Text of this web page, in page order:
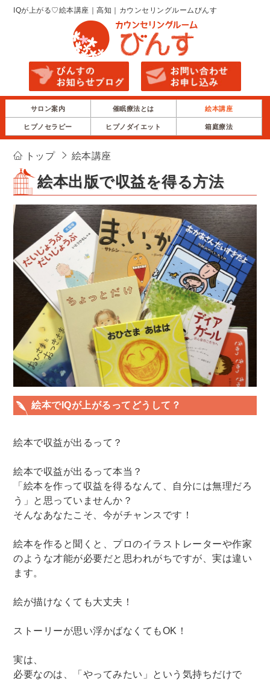
IQが上がる♡絵本講座｜高知｜カウンセリングルームびんす
サロン案内 催眠療法とは 絵本講座
ヒプノセラピー ヒプノダイエット 箱庭療法
トップ 絵本講座
絵本出版で収益を得る方法
絵本でIQが上がるってどうして？
絵本で収益が出るって？
絵本で収益が出るって本当？
「絵本を作って収益を得るなんて、自分には無理だろ
う」と思っていませんか？
そんなあなたこそ、今がチャンスです！
絵本を作ると聞くと、プロのイラストレーターや作家
のような才能が必要だと思われがちですが、実は違い
ます。
絵が描けなくても大丈夫！
ストーリーが思い浮かばなくてもOK！
実は、
必要なのは、「やってみたい」という気持ちだけで